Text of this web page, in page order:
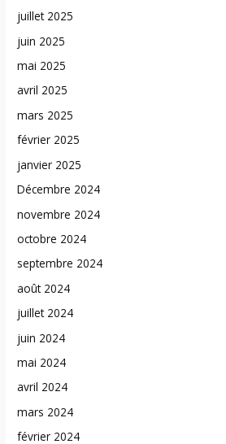
juillet 2025
juin 2025
mai 2025
avril 2025
mars 2025
février 2025
janvier 2025
Décembre 2024
novembre 2024
octobre 2024
septembre 2024
août 2024
juillet 2024
juin 2024
mai 2024
avril 2024
mars 2024
février 2024